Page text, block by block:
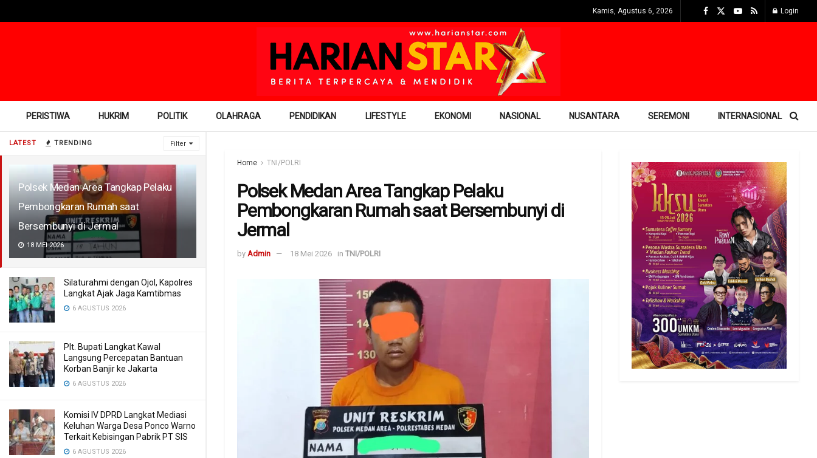
LATEST TRENDING Filter
Polsek Medan Area Tangkap Pelaku
Pembongkaran Rumah saat
Bersembunyi di Jermal
18 MEI 2026
Silaturahmi dengan Ojol, Kapolres
Langkat Ajak Jaga Kamtibmas
6 AGUSTUS 2026
Plt. Bupati Langkat Kawal
Langsung Percepatan Bantuan
Korban Banjir ke Jakarta
6 AGUSTUS 2026
Komisi IV DPRD Langkat Mediasi
Keluhan Warga Desa Ponco Warno
Terkait Kebisingan Pabrik PT SIS
6 AGUSTUS 2026
Kamis, Agustus 6, 2026 Login
PERISTIWA HUKRIM POLITIK OLAHRAGA PENDIDIKAN LIFESTYLE EKONOMI NASIONAL NUSANTARA SEREMONI INTERNASIONAL
Home TNI/POLRI
Polsek Medan Area Tangkap Pelaku
Pembongkaran Rumah saat Bersembunyi di
Jermal
by Admin 18 Mei 2026 in TNI/POLRI